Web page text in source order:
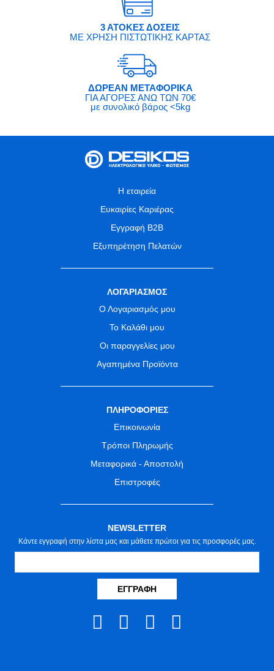
3 ΑΤΟΚΕΣ ΔΟΣΕΙΣ
ΜΕ ΧΡΗΣΗ ΠΙΣΤΩΤΙΚΗΣ ΚΑΡΤΑΣ
ΔΩΡΕΑΝ ΜΕΤΑΦΟΡΙΚΑ
ΓΙΑ ΑΓΟΡΕΣ ΑΝΩ ΤΩΝ 70€
με συνολικό βάρος <5kg
Η εταιρεία
Ευκαιρίες Καριέρας
Εγγραφή B2B
Εξυπηρέτηση Πελατών
ΛΟΓΑΡΙΑΣΜΟΣ
Ο Λογαριασμός μου
Το Καλάθι μου
Οι παραγγελίες μου
Αγαπημένα Προϊόντα
ΠΛΗΡΟΦΟΡΙΕΣ
Επικοινωνία
Τρόποι Πληρωμής
Μεταφορικά - Αποστολή
Επιστροφές
NEWSLETTER
Κάντε εγγραφή στην λίστα μας και μάθετε πρώτοι για τις προσφορές μας.
ΕΓΓΡΑΦΉ